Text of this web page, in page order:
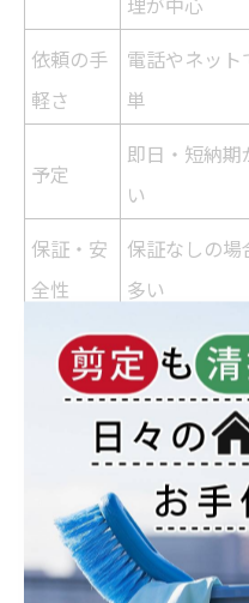
依頼の手
軽さ
電話やネット
単
予定
即日・短納期
い
保証・安
全性
保証なしの場
多い
便利屋は「ちょっとし
事」に適しており、手
力です。一方、構造部の
場合は専門 業者の利用が
シルバー人材センタ
ービス利用時の費用
シルバー人材センターで
どを請け負っています。